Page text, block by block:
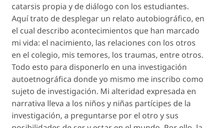
catarsis propia y de diálogo con los estudiantes.
Aquí trato de desplegar un relato autobiográfico, en
el cual describo acontecimientos que han marcado
mi vida: el nacimiento, las relaciones con los otros
en el colegio, mis temores, los traumas, entre otros.
Todo esto para disponerlo en una investigación
autoetnográfica donde yo mismo me inscribo como
sujeto de investigación. Mi alteridad expresada en
narrativa lleva a los niños y niñas partícipes de la
investigación, a preguntarse por el otro y sus